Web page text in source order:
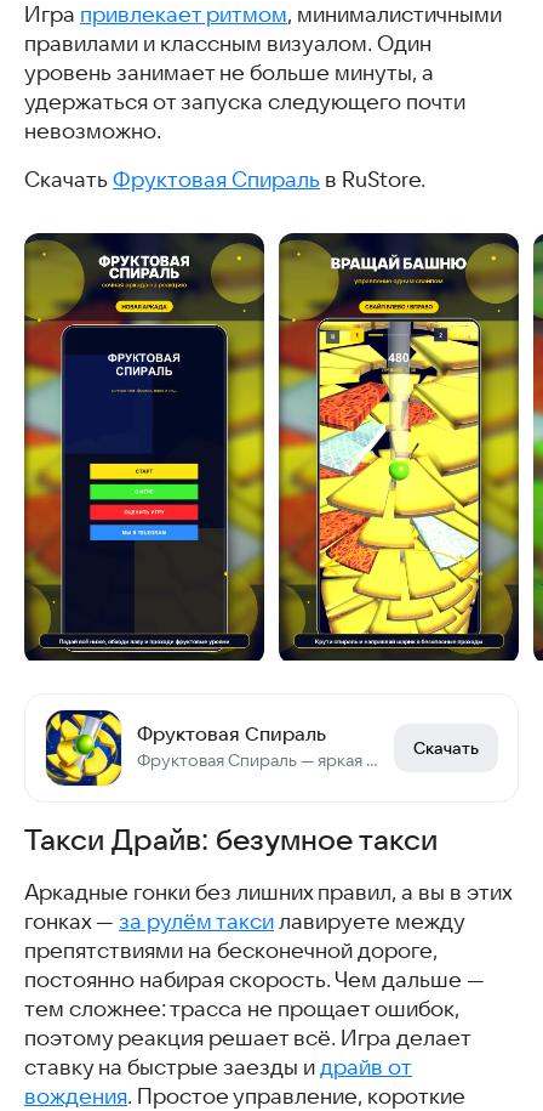
Игра привлекает ритмом, минималистичными
правилами и классным визуалом. Один
уровень занимает не больше минуты, а
удержаться от запуска следующего почти
невозможно.
Скачать Фруктовая Спираль в RuStore.
Фруктовая Спираль
Фруктовая Спираль — яркая аркада с шариком, фруктами и игрой без интернета
Скачать
Такси Драйв: безумное такси
Аркадные гонки без лишних правил, а вы в этих
гонках — за рулём такси лавируете между
препятствиями на бесконечной дороге,
постоянно набирая скорость. Чем дальше —
тем сложнее: трасса не прощает ошибок,
поэтому реакция решает всё. Игра делает
ставку на быстрые заезды и драйв от
вождения. Простое управление, короткие